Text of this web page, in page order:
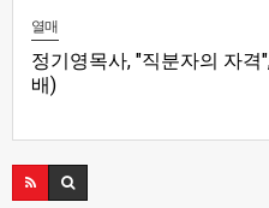
열매
정기영목사, "직분자의 자
배)